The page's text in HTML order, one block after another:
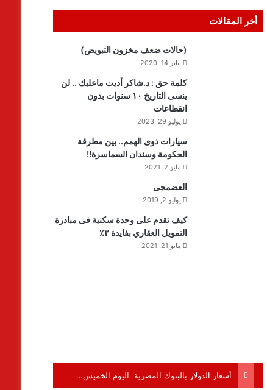
أخر المقالات
(حالات ضعف مخزون التبويض)
يناير 14, 2020
كلمة حق : د.شاكر أديت ماعليك .. لن
ينسى التاريخ ١٠ سنوات بدون
انقطاعات
يوليو 29, 2023
سيارات ذوى الهمم.. بين مطرقة
الحكومة وسندان السماسرة!!
مايو 2, 2021
العضمجى
يوليو 2, 2019
كيف تقدم على وحدة سكنية فى مبادرة
التمويل العقاري بفايدة ٣٪
مايو 21, 2021